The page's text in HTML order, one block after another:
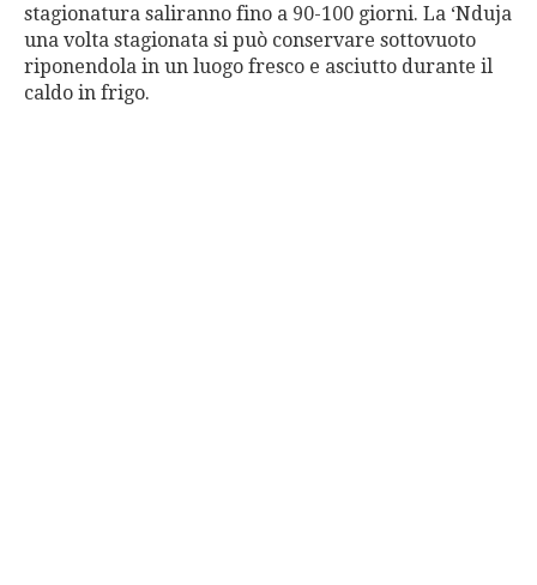
stagionatura saliranno fino a 90-100 giorni. La ‘Nduja
una volta stagionata si può conservare sottovuoto
riponendola in un luogo fresco e asciutto durante il
caldo in frigo.